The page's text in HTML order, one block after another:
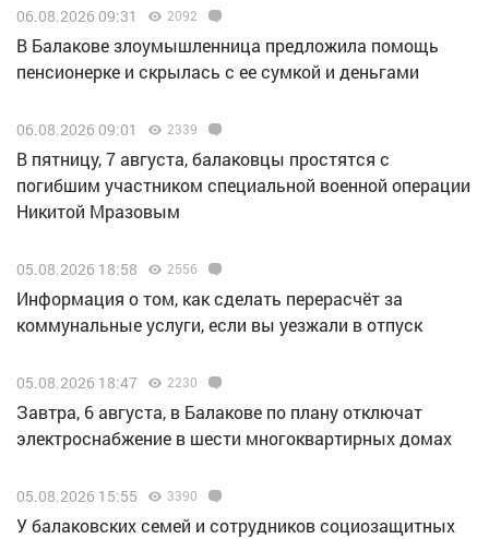
06.08.2026 09:31 2092
В Балакове злоумышленница предложила помощь
пенсионерке и скрылась с ее сумкой и деньгами
06.08.2026 09:01 2339
В пятницу, 7 августа, балаковцы простятся с
погибшим участником специальной военной операции
Никитой Мразовым
05.08.2026 18:58 2556
Информация о том, как сделать перерасчёт за
коммунальные услуги, если вы уезжали в отпуск
05.08.2026 18:47 2230
Завтра, 6 августа, в Балакове по плану отключат
электроснабжение в шести многоквартирных домах
05.08.2026 15:55 3390
У балаковских семей и сотрудников социозащитных